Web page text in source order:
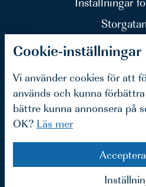
903 26
Cookie-inställningar
Vi använder cookies för att
används och kunna
bättre kunna annonsera på
OK? Läs mer